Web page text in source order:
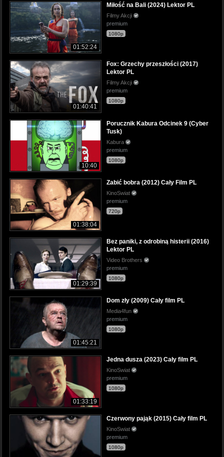
01:52:24
Miłość na Bali (2024) Lektor PL
Filmy Akcji
premium
1080p
01:40:41
Fox: Grzechy przeszłości (2017)
Lektor PL
Filmy Akcji
premium
1080p
10:40
Porucznik Kabura Odcinek 9 (Cyber
Tusk)
Kabura
premium
1080p
01:38:04
Zabić bobra (2012) Cały Film PL
KinoSwiat
premium
720p
01:29:39
Bez paniki, z odrobiną histerii (2016)
Lektor PL
Video Brothers
premium
1080p
01:45:21
Dom zły (2009) Cały film PL
Media4fun
premium
1080p
01:33:19
Jedna dusza (2023) Cały film PL
KinoSwiat
premium
1080p
Czerwony pająk (2015) Cały film PL
KinoSwiat
premium
1080p